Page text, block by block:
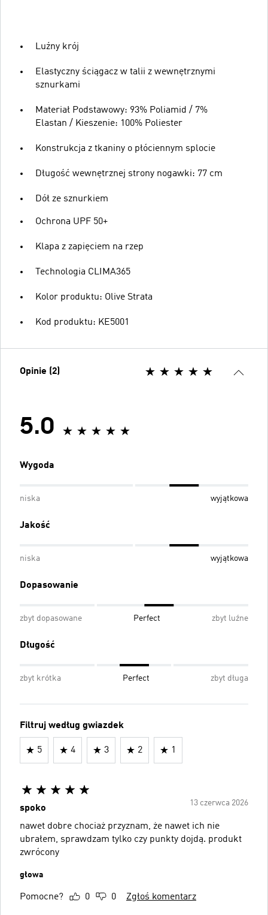
Luźny krój
Elastyczny ściągacz w talii z wewnętrznymi
sznurkami
Materiał Podstawowy: 93% Poliamid / 7%
Elastan / Kieszenie: 100% Poliester
Konstrukcja z tkaniny o płóciennym splocie
Długość wewnętrznej strony nogawki: 77 cm
Dół ze sznurkiem
Ochrona UPF 50+
Klapa z zapięciem na rzep
Technologia CLIMA365
Kolor produktu: Olive Strata
Kod produktu: KE5001
Opinie (2)
5.0
Wygoda
niska wyjątkowa
Jakość
niska wyjątkowa
Dopasowanie
zbyt dopasowane Perfect zbyt luźne
Długość
zbyt krótka Perfect zbyt długa
Filtruj według gwiazdek
5 4 3 2 1
13 czerwca 2026
spoko
nawet dobre chociaż przyznam, że nawet ich nie
ubrałem, sprawdzam tylko czy punkty dojdą. produkt
zwrócony
głowa
Pomocne? 0 0 Zgłoś komentarz